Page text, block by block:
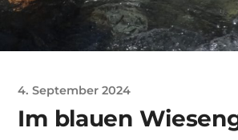
4. September 2024
Im blauen